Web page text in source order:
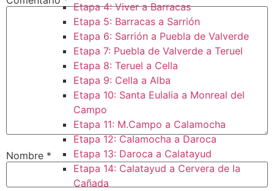
Etapa 4: Viver a Barracas
Etapa 5: Barracas a Sarrión
Etapa 6: Sarrión a Puebla de Valverde
Etapa 7: Puebla de Valverde a Teruel
Etapa 8: Teruel a Cella
Etapa 9: Cella a Alba
Etapa 10: Santa Eulalia a Monreal del
Campo​
Etapa 11: M.Campo a Calamocha​
Etapa 12: Calamocha a Daroca ​
Etapa 13: Daroca a Calatayud
Etapa 14: Calatayud a Cervera de la
Cañada​
Nombre *